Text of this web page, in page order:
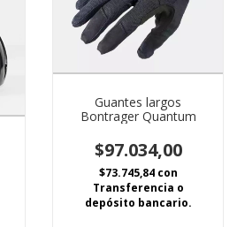
Guantes largos
Bontrager Quantum
$97.034,00
$73.745,84 con
Transferencia o
depósito bancario.